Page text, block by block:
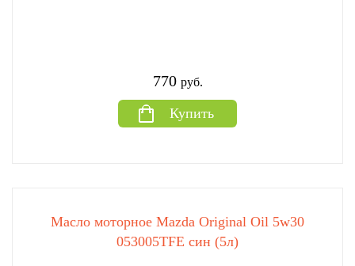
770 руб.
Купить
Масло моторное Mazda Original Oil 5w30
053005TFE син (5л)